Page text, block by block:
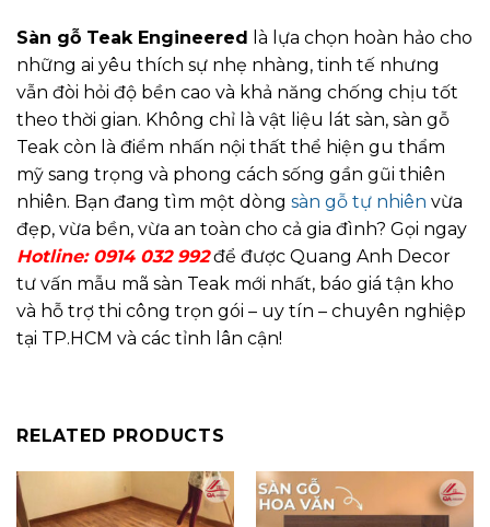
Sàn gỗ Teak Engineered
là lựa chọn hoàn hảo cho
những ai yêu thích sự nhẹ nhàng, tinh tế nhưng
vẫn đòi hỏi độ bền cao và khả năng chống chịu tốt
theo thời gian. Không chỉ là vật liệu lát sàn, sàn gỗ
Teak còn là điểm nhấn nội thất thể hiện gu thẩm
mỹ sang trọng và phong cách sống gần gũi thiên
nhiên. Bạn đang tìm một dòng sàn gỗ tự nhiên vừa
đẹp, vừa bền, vừa an toàn cho cả gia đình? Gọi ngay
Hotline: 0914 032 992để được Quang Anh Decor
tư vấn mẫu mã sàn Teak mới nhất, báo giá tận kho
và hỗ trợ thi công trọn gói – uy tín – chuyên nghiệp
tại TP.HCM và các tỉnh lân cận!
RELATED PRODUCTS